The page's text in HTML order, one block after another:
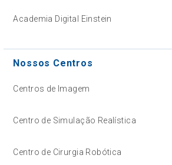
Academia Digital Einstein
Nossos Centros
Centros de Imagem
Centro de Simulação Realística
Centro de Cirurgia Robótica